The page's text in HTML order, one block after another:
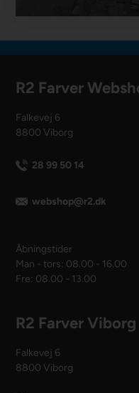
R2 Farver
Falkevej 6
8800 Viborg
28 99 50 14
webshop@r2.dk
Åbningstider
Man - tors: 08.00 - 16.00
Fre: 08.00 - 13.00
R2 Farver Viborg
Falkevej 6
8800 Viborg